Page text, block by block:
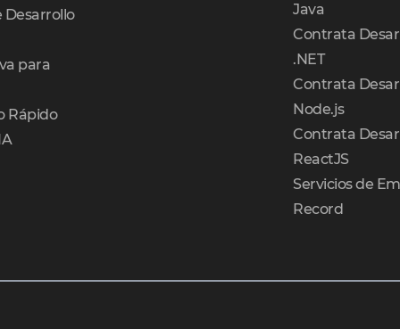
Desarrollo
para
Rápido
Java
Contrata
.NET
Contrata
Node.js
Contrata
ReactJS
Servicios de
Record